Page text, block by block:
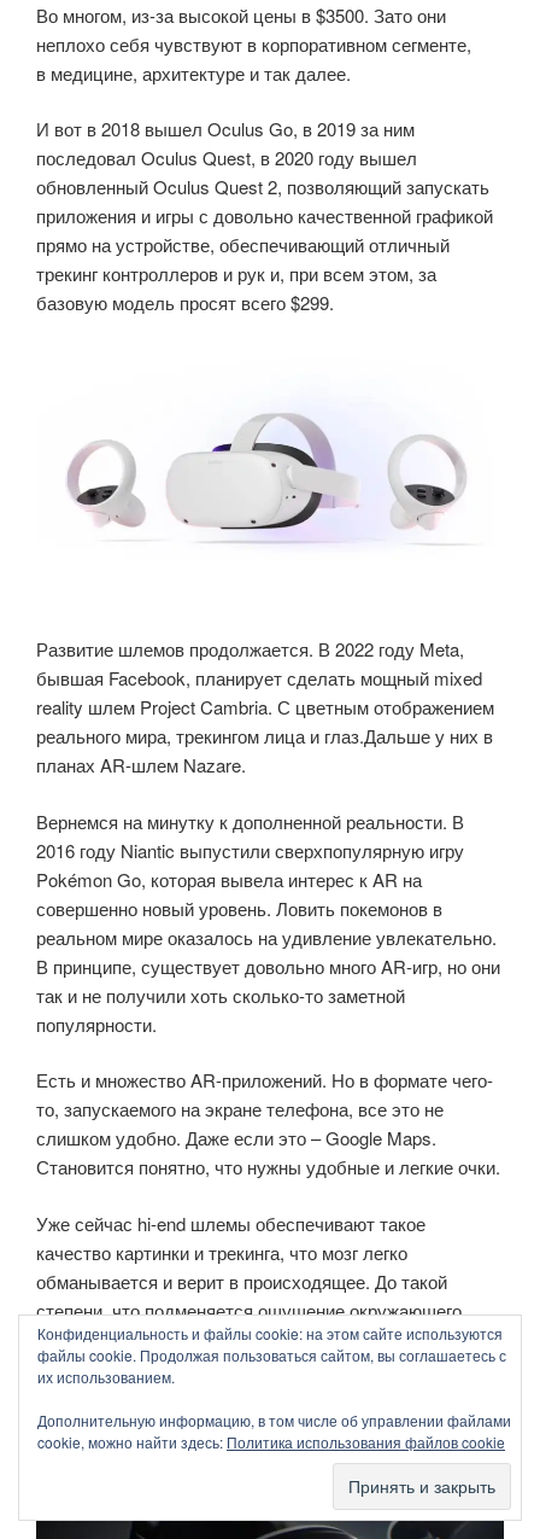
Во многом, из-за высокой цены в $3500. Зато они
неплохо себя чувствуют в корпоративном сегменте,
в медицине, архитектуре и так далее.
И вот в 2018 вышел Oculus Go, в 2019 за ним
последовал Oculus Quest, в 2020 году вышел
обновленный Oculus Quest 2, позволяющий запускать
приложения и игры с довольно качественной графикой
прямо на устройстве, обеспечивающий отличный
трекинг контроллеров и рук и, при всем этом, за
базовую модель просят всего $299.
Развитие шлемов продолжается. В 2022 году Meta,
бывшая Facebook, планирует сделать мощный mixed
reality шлем Project Cambria. С цветным отображением
реального мира, трекингом лица и глаз.Дальше у них в
планах AR-шлем Nazare.
Вернемся на минутку к дополненной реальности. В
2016 году Niantic выпустили сверхпопулярную игру
Pokémon Go, которая вывела интерес к AR на
совершенно новый уровень. Ловить покемонов в
реальном мире оказалось на удивление увлекательно.
В принципе, существует довольно много AR-игр, но они
так и не получили хоть сколько-то заметной
популярности.
Есть и множество AR-приложений. Но в формате чего-
то, запускаемого на экране телефона, все это не
слишком удобно. Даже если это – Google Maps.
Становится понятно, что нужны удобные и легкие очки.
Уже сейчас hi-end шлемы обеспечивают такое
качество картинки и трекинга, что мозг легко
обманывается и верит в происходящее. До такой
степени, что подменяется ощущение окружающего
пространства. Нарисованные предметы и границы
кажутся реальными, надо сдерживать себя, чтобы по
стол.
Конфиденциальность и файлы cookie: на этом сайте используются
файлы cookie. Продолжая пользоваться сайтом, вы соглашаетесь с
их использованием.
Дополнительную информацию, в том числе об управлении файлами
cookie, можно найти здесь: Политика использования файлов cookie